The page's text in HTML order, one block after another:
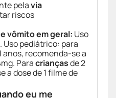
pelavia
riscos
vômito em geral: Uso
Uso pediátrico: para
anos, recomenda-se a
Paracriançasde 2
a dose de 1 filme de
eu me